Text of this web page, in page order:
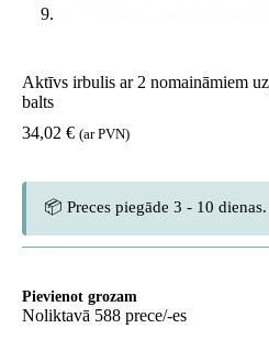
Aktīvs irbulis ar 2 nomaināmiem
balts
34,02 € (ar PVN)
📦 Preces piegāde 3 - 10 dienas.
Pievienot grozam
Noliktavā 588 prece/-es